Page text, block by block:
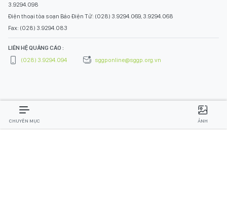
3.9294.098
Điện thoại tòa soạn Báo Điện Tử: (028) 3.9294.069, 3.9294.068
Fax: (028) 3.9294.083
LIÊN HỆ QUẢNG CÁO :
(028) 3.9294.094
sggponline@sggp.org.vn
CHUYÊN MỤC ẢNH